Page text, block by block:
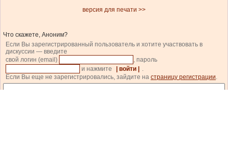
версия для печати >>
Что скажете, Аноним?
Если Вы зарегистрированный пользователь и хотите участвовать в
дискуссии — введите
свой логин (email)
, пароль
и нажмите
| войти |
.
Если Вы еще не зарегистрировались, зайдите на страницу регистрации.